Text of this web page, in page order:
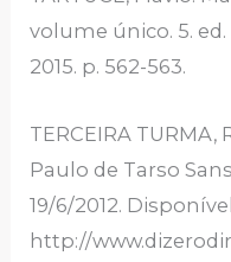
volume único. 5.
2015. p. 562-563.
TERCEIRA TURMA,
Paulo de Tarso
19/6/2012.
http://